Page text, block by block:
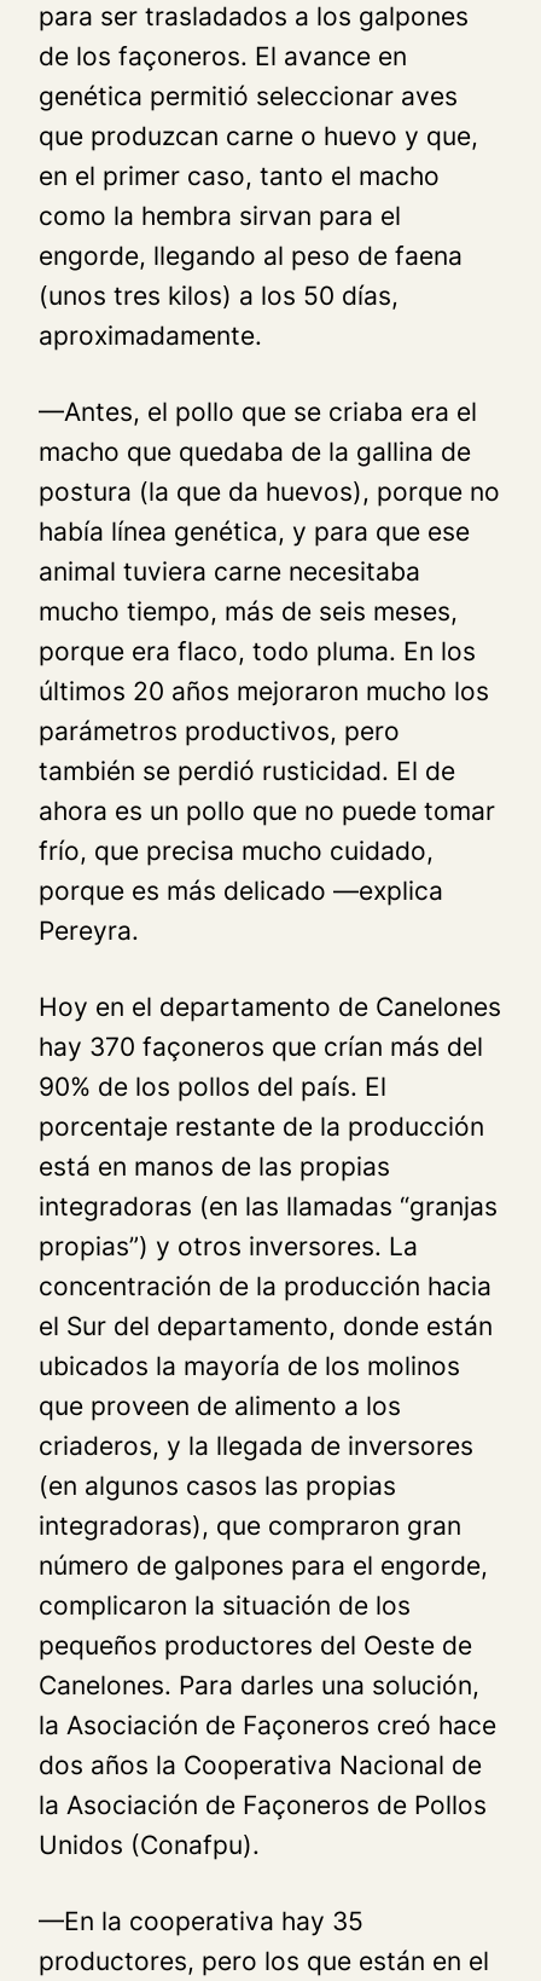
para ser trasladados a los galpones
de los façoneros. El avance en
genética permitió seleccionar aves
que produzcan carne o huevo y que,
en el primer caso, tanto el macho
como la hembra sirvan para el
engorde, llegando al peso de faena
(unos tres kilos) a los 50 días,
aproximadamente.
—Antes, el pollo que se criaba era el
macho que quedaba de la gallina de
postura (la que da huevos), porque no
había línea genética, y para que ese
animal tuviera carne necesitaba
mucho tiempo, más de seis meses,
porque era flaco, todo pluma. En los
últimos 20 años mejoraron mucho los
parámetros productivos, pero
también se perdió rusticidad. El de
ahora es un pollo que no puede tomar
frío, que precisa mucho cuidado,
porque es más delicado —explica
Pereyra.
Hoy en el departamento de Canelones
hay 370 façoneros que crían más del
90% de los pollos del país. El
porcentaje restante de la producción
está en manos de las propias
integradoras (en las llamadas “granjas
propias”) y otros inversores. La
concentración de la producción hacia
el Sur del departamento, donde están
ubicados la mayoría de los molinos
que proveen de alimento a los
criaderos, y la llegada de inversores
(en algunos casos las propias
integradoras), que compraron gran
número de galpones para el engorde,
complicaron la situación de los
pequeños productores del Oeste de
Canelones. Para darles una solución,
la Asociación de Façoneros creó hace
dos años la Cooperativa Nacional de
la Asociación de Façoneros de Pollos
Unidos (Conafpu).
—En la cooperativa hay 35
productores, pero los que están en el